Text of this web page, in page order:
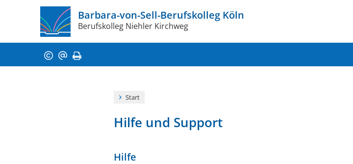
Barbara-von-Sell­­-Berufskolleg Köln
Berufskolleg Niehler Kirchweg
Start
Hilfe und Support
Hilfe